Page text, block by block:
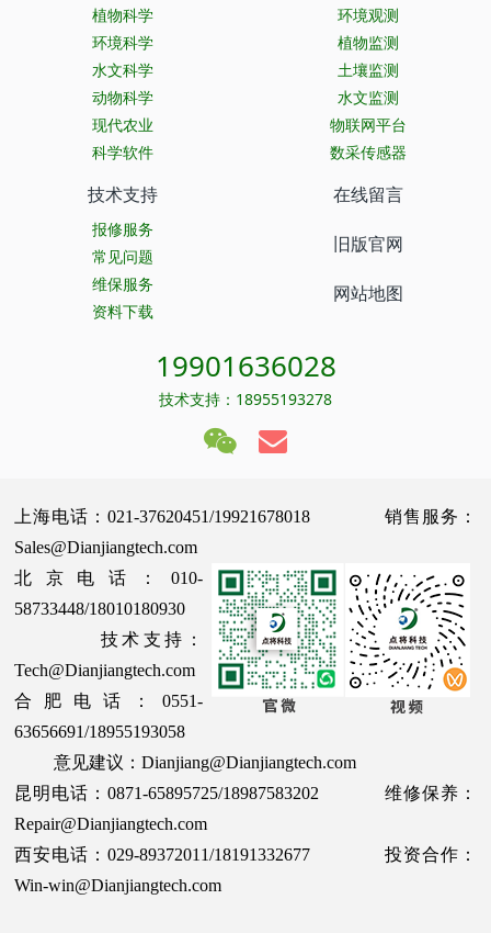
植物科学
环境科学
水文科学
动物科学
现代农业
科学软件
环境观测
植物监测
土壤监测
水文监测
物联网平台
数采传感器
技术支持
报修服务
常见问题
维保服务
资料下载
在线留言
旧版官网
网站地图
19901636028
技术支持：18955193278
上海电话：021-37620451/19921678018 销售服务：
Sales@Dianjiangtech.com
北京电话：010-
58733448/18010180930
技术支持：
Tech@Dianjiangtech.com
合肥电话：0551-
63656691/18955193058
意见建议：Dianjiang@Dianjiangtech.com
昆明电话：0871-65895725/18987583202 维修保养：
Repair@Dianjiangtech.com
西安电话：029-89372011/18191332677 投资合作：
Win-win@Dianjiangtech.com